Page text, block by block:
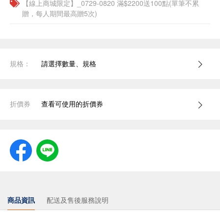
【線上商城限定】_0729-0820 滿$2200送100點(單筆不累
贈，每人期間最高贈5次)
規格： 請選擇數量、規格
折價券 查看可使用的折價券
商品資訊 配送及售後服務說明